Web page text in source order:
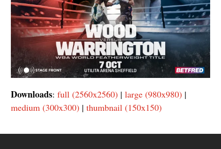
Downloads:full (2560x2560) |large (980x980) |
medium (300x300) |thumbnail (150x150)